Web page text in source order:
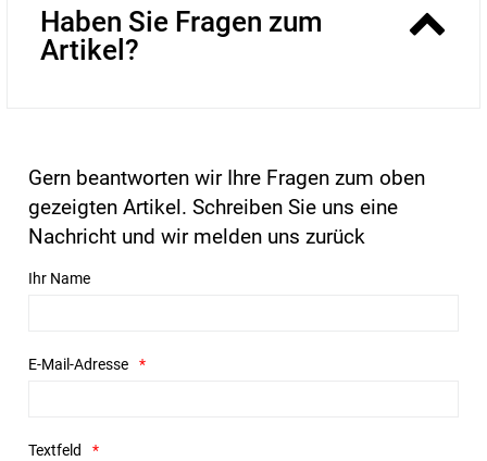
Haben Sie Fragen zum
Artikel?
Gern beantworten wir Ihre Fragen zum oben
gezeigten Artikel. Schreiben Sie uns eine
Nachricht und wir melden uns zurück
Ihr Name
E-Mail-Adresse
Textfeld